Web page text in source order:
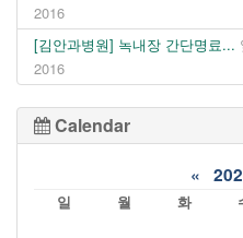
2016
[김안과병원] 녹내장 간단명료...
2016
Calendar
«
일 월 화